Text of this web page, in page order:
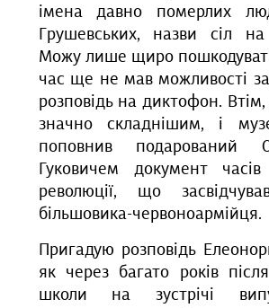
імена давно померлих
Грушевських, назви сіл
Можу лише щиро
час ще не мав можливості
розповідь на диктофон.
значно складнішим, і
поповнив подарований
Гуковичем документ часів
революції, що
більшовика-червоноармійця.
Пригадую розповідь
як через багато років
школи на зустрічі